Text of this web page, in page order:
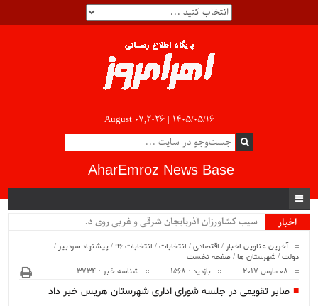
August 07,2026 | ۱۴۰۵/۰۵/۱۶
AharEmroz News Base
اخبار
سیب کشاورزان آذربایجان شرقی و غربی روی دست کش_
آخرین عناوین اخبار / اقتصادی/ انتخابات/ انتخابات 96 /پیشنهاد سردبیر /
دولت/شهرستان ها/صفحه نخست
بازدید : 1568 شناسه خبر : 3734
صابر تقویمی در جلسه شورای اداری شهرستان هریس خبر داد